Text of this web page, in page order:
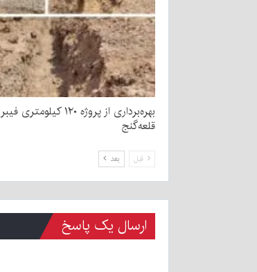
بهره‌برداری از پروژه
قلعه‌گنج
قبل بعد
ارسال یک پاسخ